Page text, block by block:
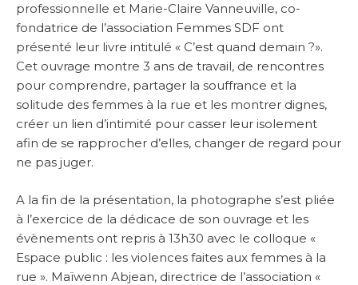
professionnelle et Marie-Claire Vanneuville, co-
fondatrice de l’association Femmes SDF ont
présenté leur livre intitulé « C’est quand demain ?».
Cet ouvrage montre 3 ans de travail, de rencontres
pour comprendre, partager la souffrance et la
solitude des femmes à la rue et les montrer dignes,
créer un lien d’intimité pour casser leur isolement
afin de se rapprocher d’elles, changer de regard pour
ne pas juger.
A la fin de la présentation, la photographe s’est pliée
à l’exercice de la dédicace de son ouvrage et les
évènements ont repris à 13h30 avec le colloque «
Espace public : les violences faites aux femmes à la
rue ». Maïwenn Abjean, directrice de l’association «